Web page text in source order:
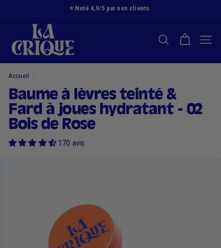
⭐️ Noté 4,9/5 par nos clients
a
C
r
i
q
u
e
RECHERCHER
Accueil
Baume à lèvres teinté &
Fard à joues hydratant - 02
Bois de Rose
170 avis